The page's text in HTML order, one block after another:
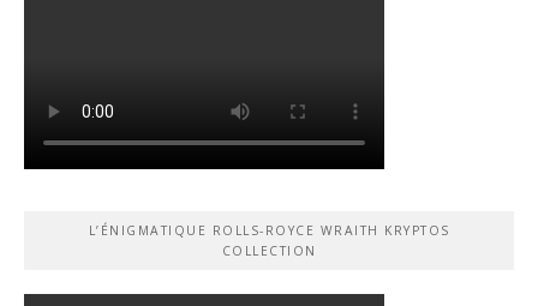
L’ÉNIGMATIQUE ROLLS-ROYCE WRAITH KRYPTOS
COLLECTION